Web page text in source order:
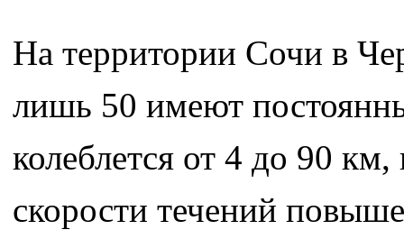
На территории Сочи в
лишь 50 имеют
колеблется от 4 до 90
скорости течений